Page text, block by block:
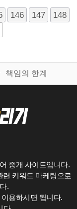
146 147
148
책임의 한계
중개 사이트입니다.
련 키워드 마케팅으로
.
용하시면 됩니다.